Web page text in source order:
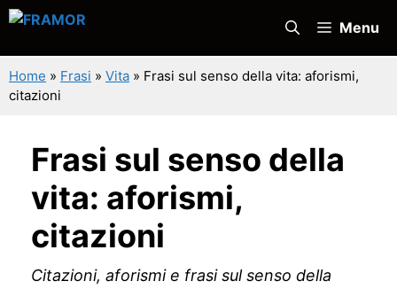
Vai
contenuto
Menu
Home » Frasi » Vita » Frasi sul senso della vita: aforismi,
citazioni
Frasi sul senso della
vita: aforismi,
citazioni
Citazioni, aforismi e frasi sul senso della